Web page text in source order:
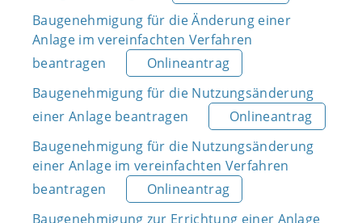
Baugenehmigung für die Änderung einer
Anlage im vereinfachten Verfahren
beantragen
Onlineantrag
Baugenehmigung für die Nutzungsänderung
einer Anlage beantragen
Onlineantrag
Baugenehmigung für die Nutzungsänderung
einer Anlage im vereinfachten Verfahren
beantragen
Onlineantrag
Baugenehmigung zur Errichtung einer Anlage